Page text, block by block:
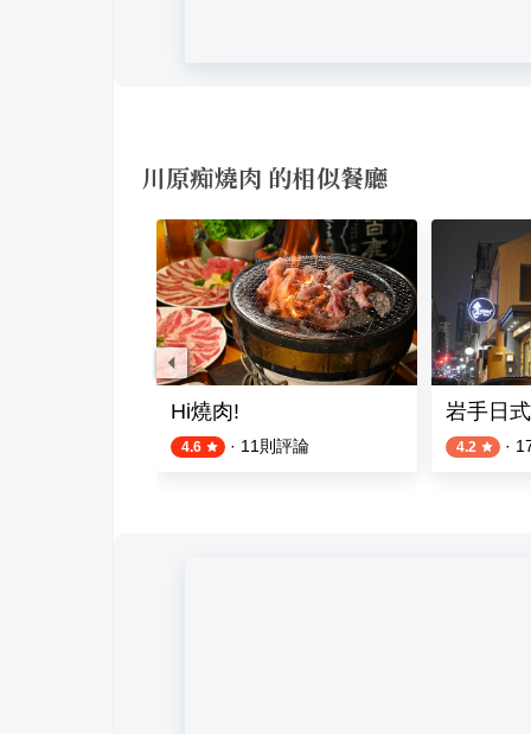
川原痴燒肉 的相似餐廳
Hi燒肉!
4.6 · 11 則評論
岩手日
4.2 ·